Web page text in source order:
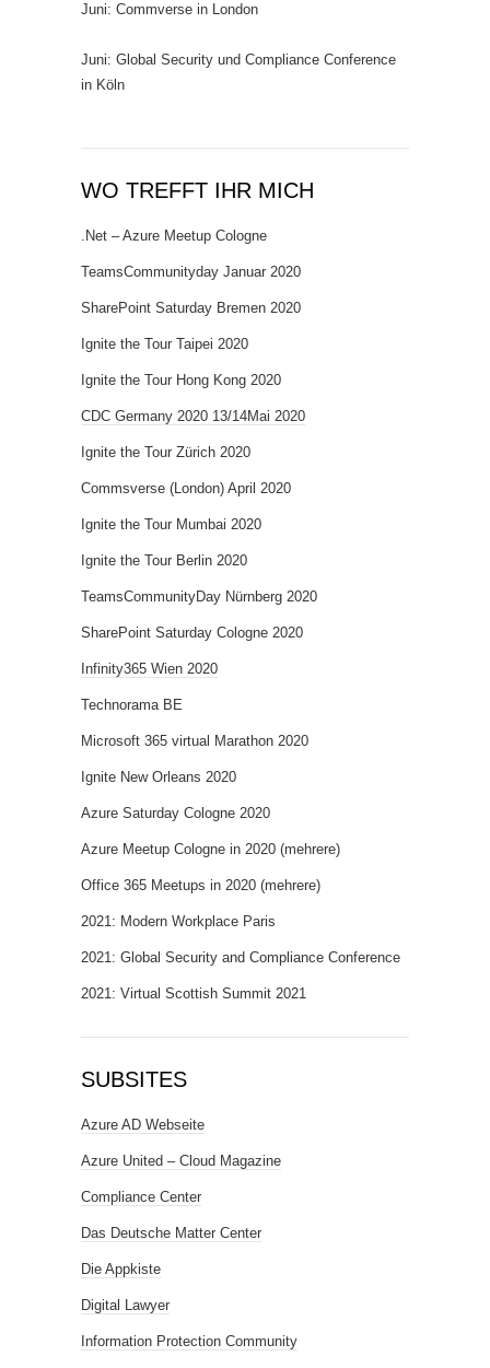
Juni: Commverse in London
Juni: Global Security und Compliance Conference
in Köln
WO TREFFT IHR MICH
.Net – Azure Meetup Cologne
TeamsCommunityday Januar 2020
SharePoint Saturday Bremen 2020
Ignite the Tour Taipei 2020
Ignite the Tour Hong Kong 2020
CDC Germany 2020 13/14Mai 2020
Ignite the Tour Zürich 2020
Commsverse (London) April 2020
Ignite the Tour Mumbai 2020
Ignite the Tour Berlin 2020
TeamsCommunityDay Nürnberg 2020
SharePoint Saturday Cologne 2020
Infinity365 Wien 2020
Technorama BE
Microsoft 365 virtual Marathon 2020
Ignite New Orleans 2020
Azure Saturday Cologne 2020
Azure Meetup Cologne in 2020 (mehrere)
Office 365 Meetups in 2020 (mehrere)
2021: Modern Workplace Paris
2021: Global Security and Compliance Conference
2021: Virtual Scottish Summit 2021
SUBSITES
Azure AD Webseite
Azure United – Cloud Magazine
Compliance Center
Das Deutsche Matter Center
Die Appkiste
Digital Lawyer
Information Protection Community